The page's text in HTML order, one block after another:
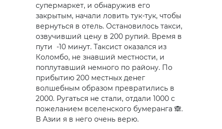
супермаркет, и обнаружив его
закрытым, начали ловить тук-тук, чтобы
вернуться в отель. Остановилось такси,
озвучивший цену в 200 рупий. Время в
пути -10 минут. Таксист оказался из
Коломбо, не знавший местности, и
поплутавший немного по району. По
прибытию 200 местных денег
волшебным образом превратились в
2000. Ругаться не стали, отдали 1000 с
пожеланием вселенского бумеранга 🙈.
В Азии я в него очень верю.